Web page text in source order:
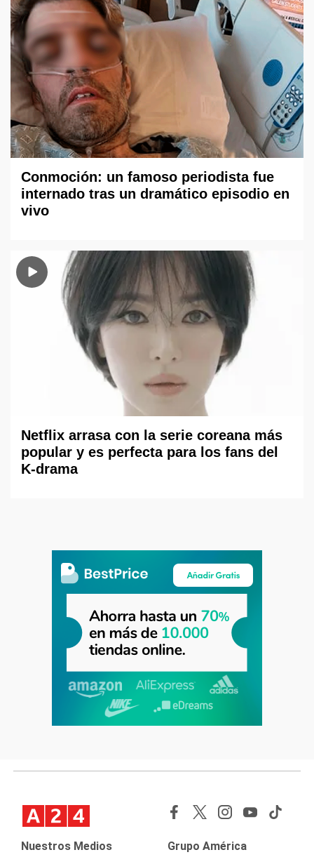
Conmoción: un famoso periodista fue
internado tras un dramático episodio en
vivo
Netflix arrasa con la serie coreana más
popular y es perfecta para los fans del
K-drama
Nuestros Medios Grupo América